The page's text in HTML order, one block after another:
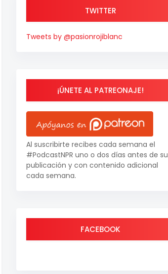
TWITTER
Tweets by @pasionrojiblanc
¡ÚNETE AL PATREONAJE!
Al suscribirte recibes cada semana el
#PodcastNPR uno o dos días antes de su
publicación y con contenido adicional
cada semana.
FACEBOOK